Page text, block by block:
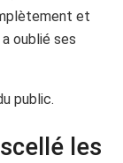
et
oublié ses
public.
les